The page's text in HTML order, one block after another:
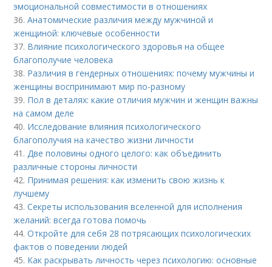
эмоциональной совместимости в отношениях
36.Анатомические различия между мужчиной и
женщиной: ключевые особенности
37. Влияние психологического здоровья на общее
благополучие человека
38. Различия в гендерных отношениях: почему мужчины и
женщины воспринимают мир по-разному
39. Пол в деталях: какие отличия мужчин и женщин важны
на самом деле
40. Исследование влияния психологического
благополучия на качество жизни личности
41.Две половины одного целого: как объединить
различные стороны личности
42. Принимая решения: как изменить свою жизнь к
лучшему
43.Секреты использования вселенной для исполнения
желаний: всегда готова помочь
44.Откройте для себя 28 потрясающих психологических
фактов о поведении людей
45. Как раскрывать личность через психологию: основные